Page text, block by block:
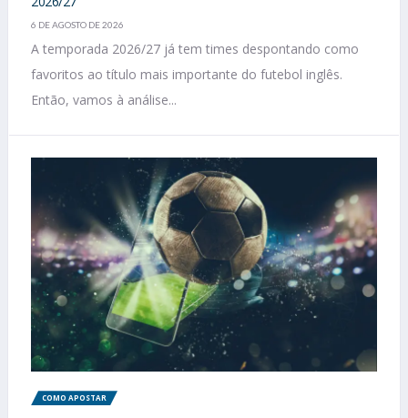
6 DE AGOSTO DE 2026
A temporada 2026/27 já tem times despontando como
favoritos ao título mais importante do futebol inglês.
Então, vamos à análise...
COMO APOSTAR